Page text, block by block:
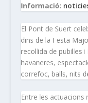
Informació:
El Pont de Suert
dins de la Festa
recollida de pubilles
havaneres,
correfoc, balls, nits
Entre les actuacions